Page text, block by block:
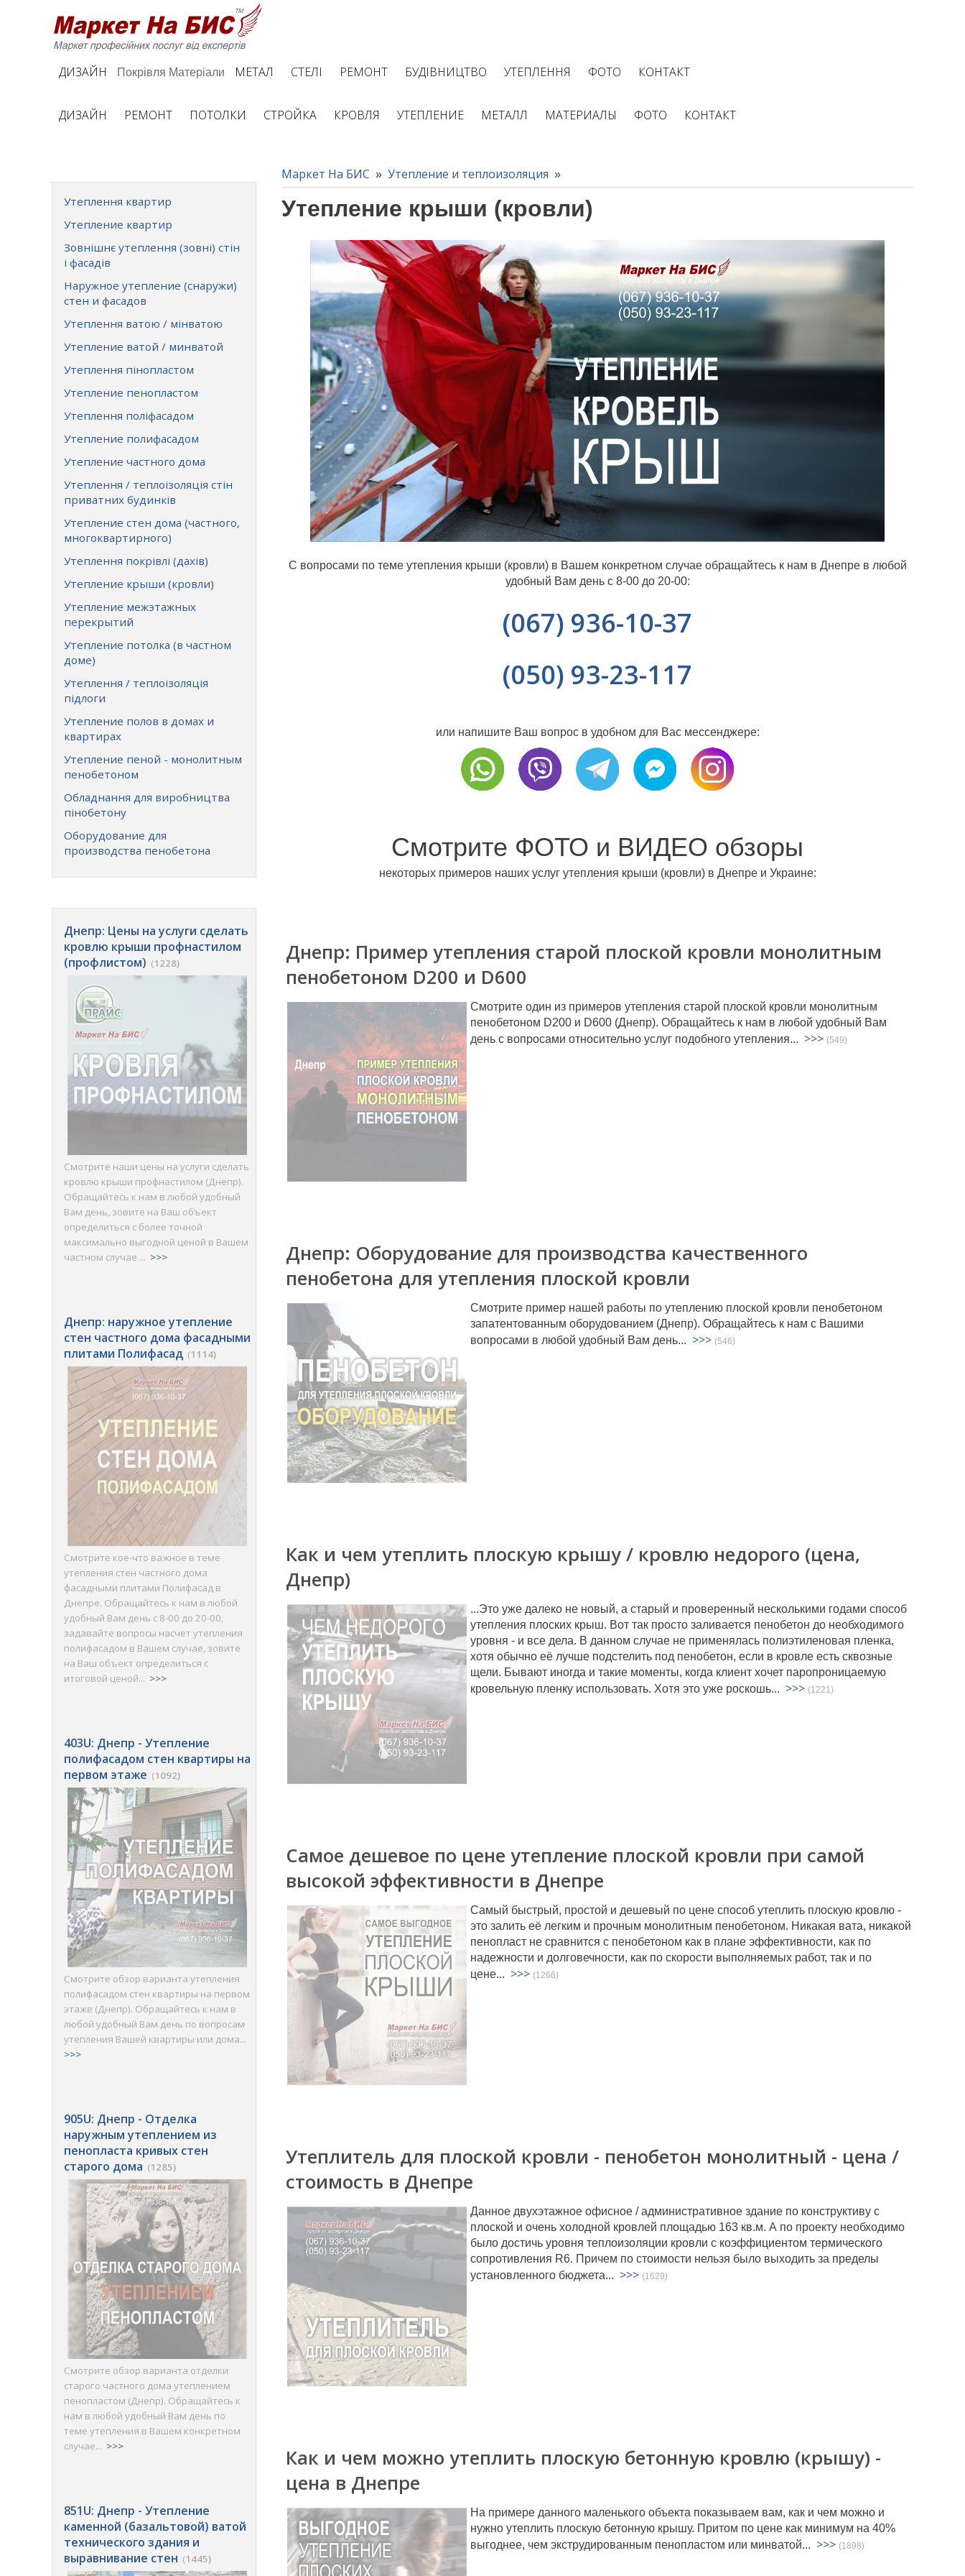
ДИЗАЙН Покрівля Матеріали МЕТАЛ СТЕЛІ РЕМОНТ БУДІВНИЦТВО УТЕПЛЕННЯ ФОТО КОНТАКТ
ДИЗАЙН РЕМОНТ ПОТОЛКИ СТРОЙКА КРОВЛЯ УТЕПЛЕНИЕ МЕТАЛЛ МАТЕРИАЛЫ ФОТО КОНТАКТ
Маркет На БИС » Утепление и теплоизоляция »
Утепление крыши (кровли)
С вопросами по теме утепления крыши (кровли) в Вашем конкретном случае обращайтесь к нам в Днепре в любой
удобный Вам день с 8-00 до 20-00:
(067) 936-10-37
(050) 93-23-117
или напишите Ваш вопрос в удобном для Вас мессенджере:
Смотрите ФОТО и ВИДЕО обзоры
некоторых примеров наших услуг утепления крыши (кровли) в Днепре и Украине:
Днепр: Пример утепления старой плоской кровли монолитным
пенобетоном D200 и D600
Смотрите один из примеров утепления старой плоской кровли монолитным
пенобетоном D200 и D600 (Днепр). Обращайтесь к нам в любой удобный Вам
день с вопросами относительно услуг подобного утепления... >>> (549)
Днепр: Оборудование для производства качественного
пенобетона для утепления плоской кровли
Смотрите пример нашей работы по утеплению плоской кровли пенобетоном
запатентованным оборудованием (Днепр). Обращайтесь к нам с Вашими
вопросами в любой удобный Вам день... >>> (546)
Как и чем утеплить плоскую крышу / кровлю недорого (цена,
Днепр)
...Это уже далеко не новый, а старый и проверенный несколькими годами способ
утепления плоских крыш. Вот так просто заливается пенобетон до необходимого
уровня - и все дела. В данном случае не применялась полиэтиленовая пленка,
хотя обычно её лучше подстелить под пенобетон, если в кровле есть сквозные
щели. Бывают иногда и такие моменты, когда клиент хочет паропроницаемую
кровельную пленку использовать. Хотя это уже роскошь... >>> (1221)
Самое дешевое по цене утепление плоской кровли при самой
высокой эффективности в Днепре
Самый быстрый, простой и дешевый по цене способ утеплить плоскую кровлю -
это залить её легким и прочным монолитным пенобетоном. Никакая вата, никакой
пенопласт не сравнится с пенобетоном как в плане эффективности, как по
надежности и долговечности, как по скорости выполняемых работ, так и по
цене... >>> (1266)
Утеплитель для плоской кровли - пенобетон монолитный - цена /
стоимость в Днепре
Данное двухэтажное офисное / административное здание по конструктиву с
плоской и очень холодной кровлей площадью 163 кв.м. А по проекту необходимо
было достичь уровня теплоизоляции кровли с коэффициентом термического
сопротивления R6. Причем по стоимости нельзя было выходить за пределы
установленного бюджета... >>> (1629)
Как и чем можно утеплить плоскую бетонную кровлю (крышу) -
цена в Днепре
На примере данного маленького объекта показываем вам, как и чем можно и
нужно утеплить плоскую бетонную крышу. Притом по цене как минимум на 40%
выгоднее, чем экструдированным пенопластом или минватой... >>> (1898)
Утеплення квартир
Утепление квартир
Зовнішнє утеплення (зовні) стін
і фасадів
Наружное утепление (снаружи)
стен и фасадов
Утеплення ватою / мінватою
Утепление ватой / минватой
Утеплення пінопластом
Утепление пенопластом
Утеплення поліфасадом
Утепление полифасадом
Утепление частного дома
Утеплення / теплоізоляція стін
приватних будинків
Утепление стен дома (частного,
многоквартирного)
Утеплення покрівлі (дахів)
Утепление крыши (кровли)
Утепление межэтажных
перекрытий
Утепление потолка (в частном
доме)
Утеплення / теплоізоляція
підлоги
Утепление полов в домах и
квартирах
Утепление пеной - монолитным
пенобетоном
Обладнання для виробництва
пінобетону
Оборудование для
производства пенобетона
Днепр: Цены на услуги сделать
кровлю крыши профнастилом
(профлистом) (1228)
Смотрите наши цены на услуги сделать
кровлю крыши профнастилом (Днепр).
Обращайтесь к нам в любой удобный
Вам день, зовите на Ваш объект
определиться с более точной
максимально выгодной ценой в Вашем
частном случае ... >>>
Днепр: наружное утепление
стен частного дома фасадными
плитами Полифасад (1114)
Смотрите кое-что важное в теме
утепления стен частного дома
фасадными плитами Полифасад в
Днепре. Обращайтесь к нам в любой
удобный Вам день с 8-00 до 20-00,
задавайте вопросы насчет утепления
полифасадом в Вашем случае, зовите
на Ваш объект определиться с
итоговой ценой... >>>
403U: Днепр - Утепление
полифасадом стен квартиры на
первом этаже (1092)
Смотрите обзор варианта утепления
полифасадом стен квартиры на первом
этаже (Днепр). Обращайтесь к нам в
любой удобный Вам день по вопросам
утепления Вашей квартиры или дома...
>>>
905U: Днепр - Отделка
наружным утеплением из
пенопласта кривых стен
старого дома (1285)
Смотрите обзор варианта отделки
старого частного дома утеплением
пенопластом (Днепр). Обращайтесь к
нам в любой удобный Вам день по
теме утепления в Вашем конкретном
случае... >>>
851U: Днепр - Утепление
каменной (базальтовой) ватой
технического здания и
выравнивание стен (1445)